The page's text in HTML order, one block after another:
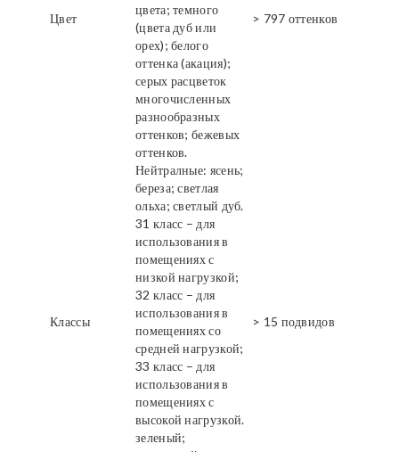
Цвет
цвета; темного
(цвета дуб или
орех); белого
оттенка (акация);
серых расцветок
многочисленных
разнообразных
оттенков; бежевых
оттенков.
Нейтралные: ясень;
береза; светлая
ольха; светлый дуб.
> 797 оттенков
Классы
31 класс – для
использования в
помещениях с
низкой нагрузкой;
32 класс – для
использования в
помещениях со
средней нагрузкой;
33 класс – для
использования в
помещениях с
высокой нагрузкой.
> 15 подвидов
зеленый;